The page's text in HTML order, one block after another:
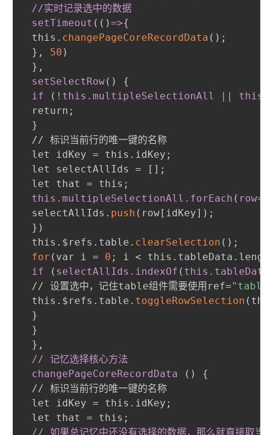
//实时记录选中的数据
setTimeout ( ( )=>{
this. changePageCoreRecordData ( ) ;
} , 50 )
} ,
setSelectRow( )
{
if
( !this .multipleSelectionAll || this
return ;
}
// 标识当前行的唯一键的名称
let idKey = this.idKey ;
let selectAllIds = [] ;
let that = this ;
this .multipleSelectionAll .forEach ( row=
selectAllIds. push ( row[idKey] ) ;
} )
this.$refs.table. clearSelection ( ) ;
for ( var i = 0 ;
i <
if
( selectAllIds .indexOf ( this .tableData
// 设置选中，记住table组件需要使用ref=
this.$refs.table. toggleRowSelection (
}
}
} ,
// 记忆选择核心方法
changePageCoreRecordData
( )
{
// 标识当前行的唯一键的名称
let idKey = this.idKey ;
let that = this ;
// 如果总记忆中还没有选择的数据，那么就直接取当